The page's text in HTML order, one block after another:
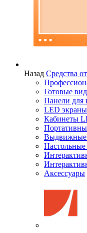
Назад Средства
Готовые
Панели для
LED
Кабинеты
Аксессуары